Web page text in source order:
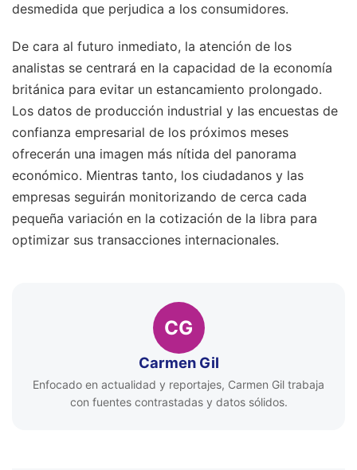
desmedida que perjudica a los consumidores.
De cara al futuro inmediato, la atención de los
analistas se centrará en la capacidad de la economía
británica para evitar un estancamiento prolongado.
Los datos de producción industrial y las encuestas de
confianza empresarial de los próximos meses
ofrecerán una imagen más nítida del panorama
económico. Mientras tanto, los ciudadanos y las
empresas seguirán monitorizando de cerca cada
pequeña variación en la cotización de la libra para
optimizar sus transacciones internacionales.
CG
Carmen Gil
Enfocado en actualidad y reportajes, Carmen Gil trabaja
con fuentes contrastadas y datos sólidos.